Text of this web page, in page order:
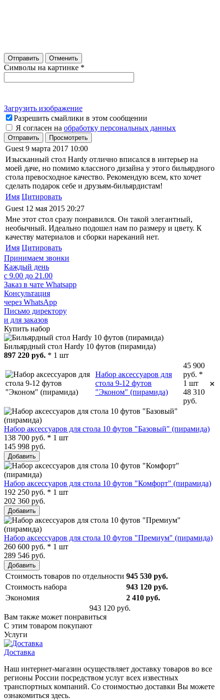
Отправить Отменить
Символы на картинке *
Загрузить изображение
Разрешить смайлики в этом сообщении
Я согласен на обработку персональных данных
Отправить Просмотреть
Guest 9 марта 2017 10:00
Изысканный стол Hardy отлично вписался в интерьер на
моей даче, но помимо классного дизайна у этого бильярдного
стола превосходное качество. Рекомендую всем, кто хочет
сделать подарок себе и друзьям-бильярдистам!
Имя Цитировать
Guest 12 мая 2015 20:27
Мне этот стол сразу понравился. Он такой элегантный,
необычный. Идеально подошел нам по размеру и цвету. К
качеству материалов и сборки нареканий нет.
Имя Цитировать
Принимаем звонки
Каждый день
с 9.00 до 21.00
Заказ в чате Whatsapp
Консультация
через WhatsApp
Письмо директору
и для заказов
Купить набор
Бильярдный стол Hardy 10 футов (пирамида)
897 220 руб. * 1 шт
Набор аксессуаров для
стола 9-12 футов
"Эконом" (пирамида)
45 900
руб. *
1 шт
48 310
руб.
Набор аксессуаров для стола 10 футов "Базовый" (пирамида)
138 700 руб. * 1 шт
145 998 руб.
Добавить
Набор аксессуаров для стола 10 футов "Комфорт" (пирамида)
192 250 руб. * 1 шт
202 360 руб.
Добавить
Набор аксессуаров для стола 10 футов "Премиум" (пирамида)
260 600 руб. * 1 шт
289 546 руб.
Добавить
Стоимость товаров по отдельности 945 530 руб.
Стоимость набора
943 120 руб.
Экономия
2 410 руб.
943 120 руб.
Вам также может понравиться
С этим товаром покупают
Услуги
Доставка
Наш интернет-магазин осуществляет доставку товаров во все
регионы России посредством услуг всех известных
транспортных компаний. Со стоимостью доставки Вы можете
ознакомиться здесь.